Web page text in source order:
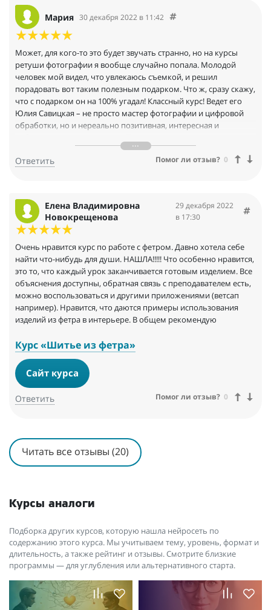
Мария 30 декабря 2022 в 11:42
Может, для кого-то это будет звучать странно, но на курсы
ретуши фотографии я вообще случайно попала. Молодой
человек мой видел, что увлекаюсь съемкой, и решил
порадовать вот таким полезным подарком. Что ж, сразу скажу,
что с подарком он на 100% угадал! Классный курс! Ведет его
Юлия Савицкая – не просто мастер фотографии и цифровой
обработки, но и нереально позитивная, интересная и
есть и практика, причем на выполнение задания время
ограничено, это реально помогает отточить знание всех
крутые!
Ответить Помог ли отзыв? 0
Елена Владимировна
Новокрещенова
29 декабря 2022
в 17:30
Очень нравится курс по работе с фетром. Давно хотела себе
найти что-нибудь для души. НАШЛА!!!!! Что особенно нравится,
это то, что каждый урок заканчивается готовым изделием. Все
объяснения доступны, обратная связь с преподавателем есть,
можно воспользоваться и другими приложениями (ветсап
например). Нравится, что даются примеры использования
изделий из фетра в интерьере. В общем рекомендую
Курс «Шитье из фетра»
Сайт курса
Ответить Помог ли отзыв? 0
Читать все отзывы (20)
Курсы аналоги
Подборка других курсов, которую нашла нейросеть по
содержанию этого курса. Мы учитываем тему, уровень, формат и
длительность, а также рейтинг и отзывы. Смотрите близкие
программы — для углубления или альтернативного старта.